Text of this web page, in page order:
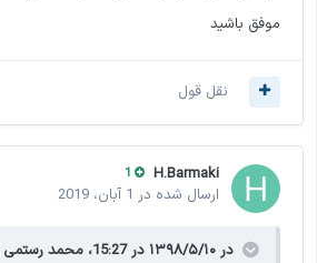
موفق باشید
نقل قول
H.Barmaki
ارسال شده در 1 آبان، 2019
در ۱۳۹۸/۵/۱۰ در 15:27، محمد رستمی